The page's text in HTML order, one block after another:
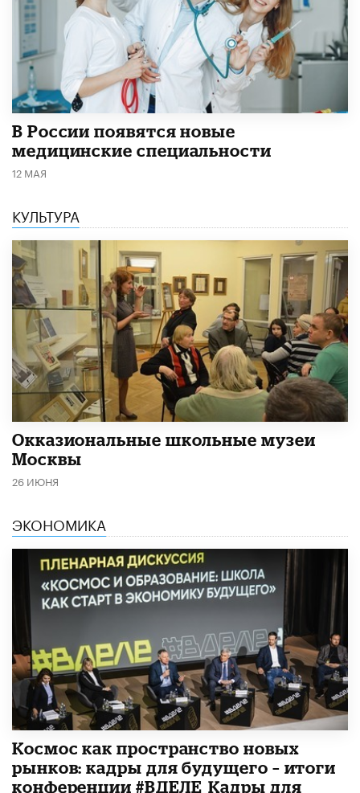
В России появятся новые
медицинские специальности
12 МАЯ
КУЛЬТУРА
​Окказиональные школьные музеи
Москвы
26 ИЮНЯ
ЭКОНОМИКА
Космос как пространство новых
рынков: кадры для будущего – итоги
конференции #ВДЕЛЕ_Кадры для